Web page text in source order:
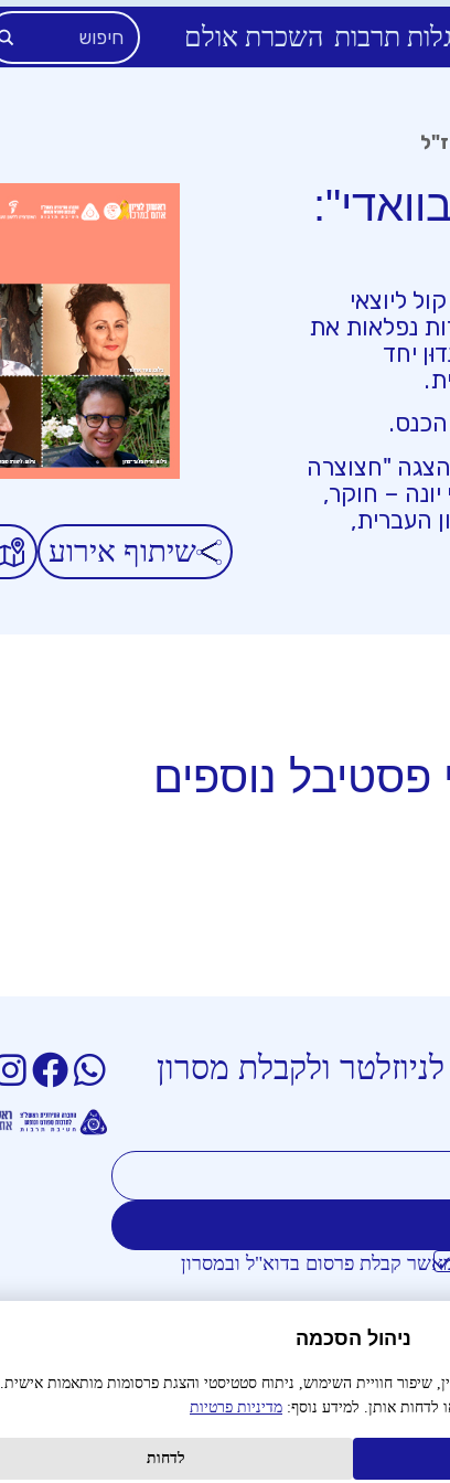
תרבות השכרת אולם
ליוצאי
נפלאות את
יחד
הכנס.
"חצוצרה
יונה – חוקר,
העברית,
שיתוף אירוע
פסטיבל נוספים
ולקבלת מסרון
קבלת פרסום בדוא"ל ובמסרון
וכי אני מסכים/ה לה
ניהול הסכמה
שיפור חוויית השימוש, ניתוח סטטיסטי והצגת פרסומות מותאמות אישית.
לדחות אותן. למידע נוסף: מדיניות פרטיות
לדחות